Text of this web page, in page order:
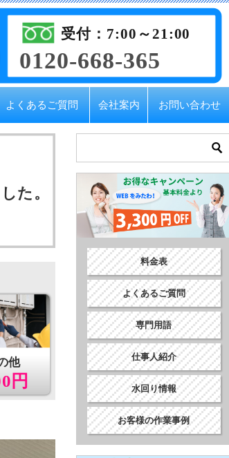
0120-668-365
受付：7:00～21:00
よくあるご質問 会社案内 お問い合わせ
た。
他
円
料金表
よくあるご質問
専門用語
仕事人紹介
水回り情報
お客様の作業事例